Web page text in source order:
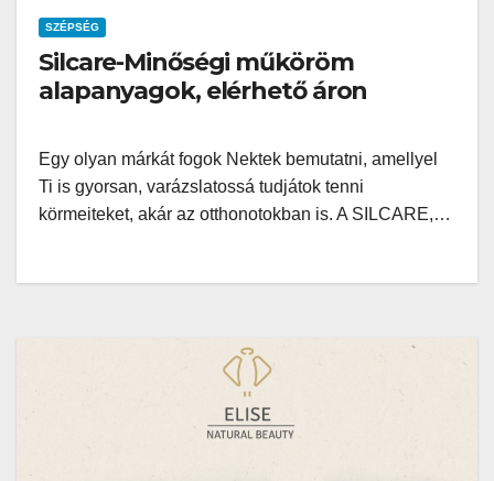
SZÉPSÉG
Silcare-Minőségi műköröm
alapanyagok, elérhető áron
Egy olyan márkát fogok Nektek bemutatni, amellyel
Ti is gyorsan, varázslatossá tudjátok tenni
körmeiteket, akár az otthonotokban is. A SILCARE,…